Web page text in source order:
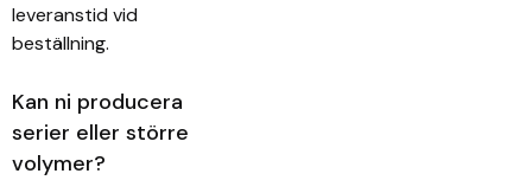
leveranstid vid
beställning.
Kan ni producera
serier eller större
volymer?